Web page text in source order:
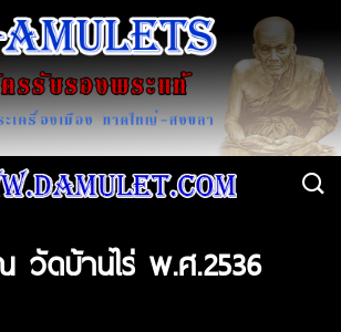
ดบ้านไร่ พ.ศ.2536